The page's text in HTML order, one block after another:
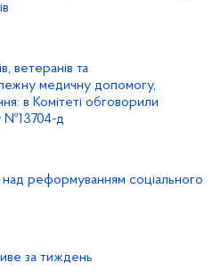
ветеранів та
медичну допомогу,
в Комітеті обговорили
№13704-д
реформуванням соціального
за тиждень